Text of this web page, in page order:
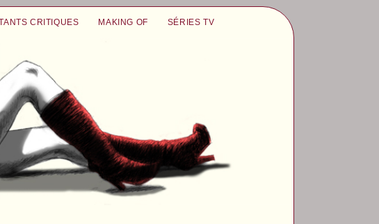
CRITIQUES MAKING OF SÉRIES TV